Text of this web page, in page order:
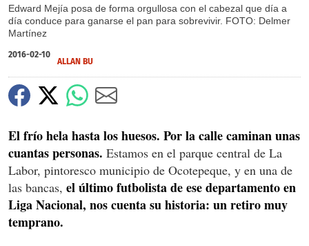
Edward Mejía posa de forma orgullosa con el cabezal que día a
día conduce para ganarse el pan para sobrevivir. FOTO: Delmer
Martínez
2016-02-10
ALLAN BU
El frío hela hasta los huesos. Por la calle caminan unas
cuantas personas. Estamos en el parque central de La
Labor, pintoresco municipio de Ocotepeque, y en una de
las bancas, el último futbolista de ese departamento en
Liga Nacional, nos cuenta su historia: un retiro muy
temprano.